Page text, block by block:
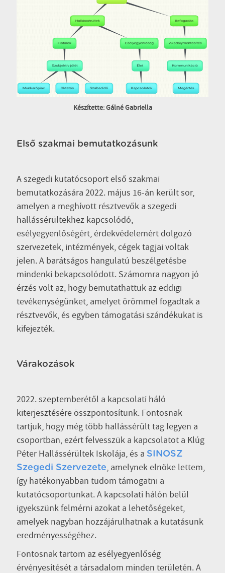
Készítette: Gálné Gabriella
Első szakmai bemutatkozásunk
A szegedi kutatócsoport első szakmai
bemutatkozására 2022. május 16-án került sor,
amelyen a meghívott résztvevők a szegedi
hallássérültekhez kapcsolódó,
esélyegyenlőségért, érdekvédelemért dolgozó
szervezetek, intézmények, cégek tagjai voltak
jelen. A barátságos hangulatú beszélgetésbe
mindenki bekapcsolódott. Számomra nagyon jó
érzés volt az, hogy bemutathattuk az eddigi
tevékenységünket, amelyet örömmel fogadtak a
résztvevők, és egyben támogatási szándékukat is
kifejezték.
Várakozások
2022. szeptemberétől a kapcsolati háló
kiterjesztésére összpontosítunk. Fontosnak
tartjuk, hogy még több hallássérült tag legyen a
csoportban, ezért felvesszük a kapcsolatot a Klúg
Péter Hallássérültek Iskolája, és a SINOSZ
Szegedi Szervezete, amelynek elnöke lettem,
így hatékonyabban tudom támogatni a
kutatócsoportunkat. A kapcsolati hálón belül
igyekszünk felmérni azokat a lehetőségeket,
amelyek nagyban hozzájárulhatnak a kutatásunk
eredményességéhez.
Fontosnak tartom az esélyegyenlőség
érvényesítését a társadalom minden területén. A